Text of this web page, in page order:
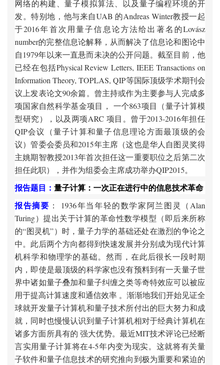
网络的构建、量子模拟算法、以及量子编程环境的开
发。特别地，他与来自UAB 的Andreas Winter教授一起
于2016年首次用量子信息论方法给出著名的Lovász
number的完整信息论解释，从而解决了信息论和图论中
自1979年以来一直悬而未决的公开问题。截至目前，他
已经在包括Physical Review Letters, IEEE Transactions on
Information Theory, TOPLAS, QIP等国际顶级学术期刊会
议上发表论文90余篇。曾主持或作为主要参与人完成多
项国家自然科学基金项目， 一个863项目（量子计算模
型研究），以及两项ARC 项目。曾于2013-2016年担任
QIP会议（量子计算和量子信息理论方面最顶级的会
议）管委会委员和2015年主席（这也是华人自图灵奖得
主姚期智教授2013年首次担任这一重要职位之后第二次
担任此职），并作为组委会主席成功举办QIP2015。
报告题目： 量子计算：一次正在进行中的信息技术革命
报告摘要 ： 1936年当年轻的数学家阿兰图灵（ Alan
Turing）提出关于计算的革命性数学模型（即后来所称
的“图灵机”）时，量子力学的基础还处在激烈的争论之
中。此后两个方向都得到快速发展并分别成为现代计算
机科学和物理学的基础。然而，在此后很长一段时期
内，即使是最顶级的科学家也没有预料到有一天量子世
界中诸如量子叠加和量子纠缠之类等奇特效应可以被应
用于提高计算速度和通信效率 。渐渐地我们开始见证全
球就开发量子计算机和量子技术所付出的巨大努力和成
就，同时也慢慢认识到量子计算机相对于经典计算机在
诸多方面所具有的 强大优势。最近MIT技术评论已经断
言实用量子计算将在4-5年内变为现实。这就将有关量
子软件和量子信息技术的研究推向到极为重要和紧迫的